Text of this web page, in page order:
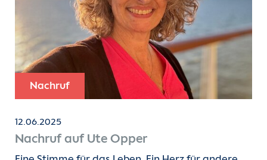
Nachruf
12.06.2025
Nachruf auf Ute Opper